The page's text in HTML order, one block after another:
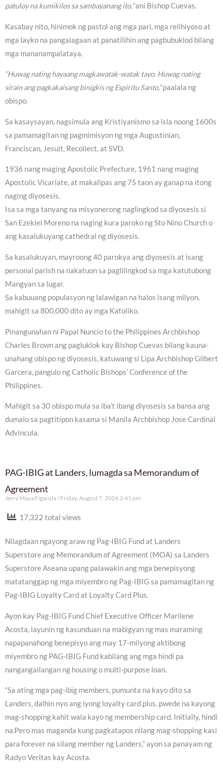
patuloy na kumikilos sa sambayanang ito,”ani Bishop Cuevas.
Kasabay nito, hinimok ng pastol ang mga pari, mga relihiyoso at
mga layko na pangalagaan at panatilihin ang pagbubuklod bilang
mga mananampalataya.
“Huwag nating hayaang magkawatak-watak tayo. Huwag nating
sirain ang pagkakaisang binigkis ng Espiritu Santo,”paalala ng
obispo.
Sa kasaysayan, nagsimula ang Kristiyanismo sa isla noong 1600s
sa pamamagitan ng pagmimisyon ng mga Augustinian,
Franciscan, Jesuit, Recollect, at SVD.
1936 nang maging Apostolic Prefecture, 1961 nang maging
Apostolic Vicariate, at makalipas ang 75 taon ay ganap na itong
naging diyosesis.
Isa sa mga tanyang na misyonerong naglingkod sa diyosesis si
San Ezekiel Moreno na naging kura paroko ng Sto Nino Church o
ang kasalukuyang cathedral ng diyosesis.
Sa kasalukuyan, mayroong 40 parokya ang diyosesis at isang
personal parish na nakatuon sa paglilingkod sa mga katutubong
Mangyan sa lugar.
Sa kabuuang populasyon ng lalawigan na halos isang milyon,
mahigit sa 800,000 dito ay mga Katoliko.
Pinangunahan ni Papal Nuncio to the Philippines Archbishop
Charles Brown ang pagluklok kay Bishop Cuevas bilang kauna-
unahang obispo ng diyosesis, katuwang si Lipa Archbishop Gilbert
Garcera, pangulo ng Catholic Bishops’ Conference of the
Philippines.
Mahigit sa 30 obispo mula sa iba’t ibang diyosesis sa bansa ang
dumalo sa pagtitipon kasama si Manila Archbishop Jose Cardinal
Advincula.
PAG-IBIG at Landers, lumagda sa Memorandum of
Agreement
Jerry Maya Figarola Friday, August 7, 2026 2:41 pm
17,322 total views
Nilagdaan ngayong araw ng Pag-IBIG Fund at Landers
Superstore ang Memorandum of Agreement (MOA) sa Landers
Superstore Aseana upang palawakin ang mga benepisyong
matatanggap ng mga miyembro ng Pag-IBIG sa pamamagitan ng
Pag-IBIG Loyalty Card at Loyalty Card Plus.
Ayon kay Pag-IBIG Fund Chief Executive Officer Marilene
Acosta, layunin ng kasunduan na mabigyan ng mas maraming
napapanahong benepisyo ang may 17-milyong aktibong
miyembro ng PAG-IBIG Fund kabilang ang mga hindi pa
nangangailangan ng housing o multi-purpose loan.
“Sa ating mga pag-ibig members, pumunta na kayo dito sa
Landers, dalhin nyo ang iyong loyalty card plus, pwede na kayong
mag-shopping kahit wala kayo ng membership card. Initially, hindi
na.Pero mas maganda kung pagkatapos nilang mag-shopping kasi
para forever na silang member ng Landers,” ayon sa panayam ng
Radyo Veritas kay Acosta.